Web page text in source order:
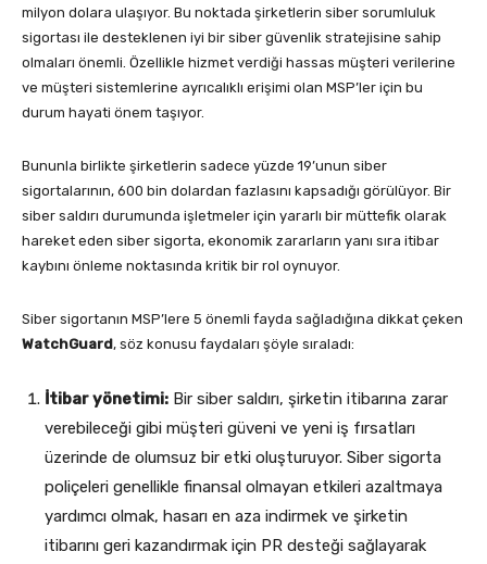
milyon dolara ulaşıyor. Bu noktada şirketlerin siber sorumluluk
sigortası ile desteklenen iyi bir siber güvenlik stratejisine sahip
olmaları önemli. Özellikle hizmet verdiği hassas müşteri verilerine
ve müşteri sistemlerine ayrıcalıklı erişimi olan MSP’ler için bu
durum hayati önem taşıyor.
Bununla birlikte şirketlerin sadece yüzde 19’unun siber
sigortalarının, 600 bin dolardan fazlasını kapsadığı görülüyor. Bir
siber saldırı durumunda işletmeler için yararlı bir müttefik olarak
hareket eden siber sigorta, ekonomik zararların yanı sıra itibar
kaybını önleme noktasında kritik bir rol oynuyor.
Siber sigortanın MSP’lere 5 önemli fayda sağladığına dikkat çeken
WatchGuard, söz konusu faydaları şöyle sıraladı:
İtibar yönetimi: Bir siber saldırı, şirketin itibarına zarar
verebileceği gibi müşteri güveni ve yeni iş fırsatları
üzerinde de olumsuz bir etki oluşturuyor. Siber sigorta
poliçeleri genellikle finansal olmayan etkileri azaltmaya
yardımcı olmak, hasarı en aza indirmek ve şirketin
itibarını geri kazandırmak için PR desteği sağlayarak